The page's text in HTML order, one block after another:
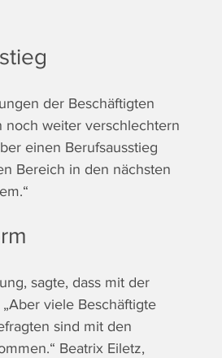
der Beschäftigten
noch weiter verschlechtern
einen Berufsausstieg
Bereich in den nächsten
sagte, dass mit der
viele Beschäftigte
sind mit den
Beatrix Eiletz,